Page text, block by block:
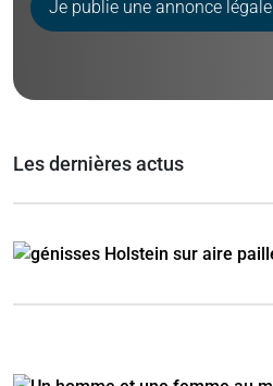
Je publie une annonce légale
Les dernières actus